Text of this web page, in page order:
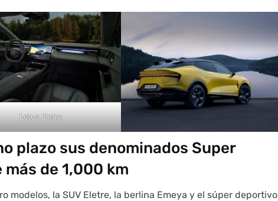
Lotus Eletre
plazo sus denominados Super
de 1,000 km
modelos, la SUV Eletre, la berlina Emeya y el súper deportivo